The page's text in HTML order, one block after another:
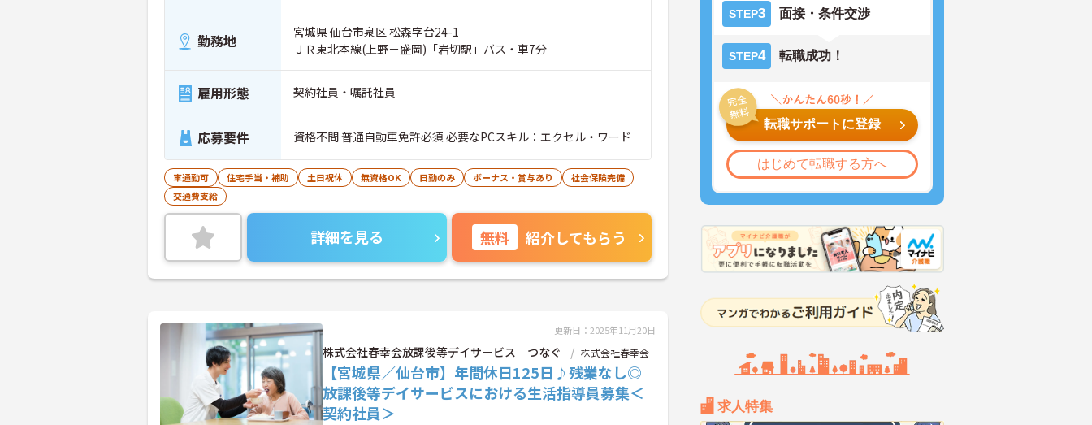
STEP3 面接・条件交渉
STEP4 転職成功！
転職サポートに登録
はじめて転職する方へ
求人特集
勤務地
宮城県 仙台市泉区 松森字台24-1
ＪＲ東北本線(上野－盛岡)「岩切駅」バス・車7分
雇用形態 契約社員・嘱託社員
応募要件 資格不問 普通自動車免許必須 必要なPCスキル：エクセル・ワード
車通勤可 住宅手当・補助 土日祝休 無資格OK 日勤のみ ボーナス・賞与あり
社会保険完備
交通費支給
詳細を見る 無料 紹介してもらう
更新日：2025年11月20日
株式会社春幸会放課後等デイサービス つなぐ 株式会社春幸会
【宮城県／仙台市】年間休日125日♪残業なし◎
放課後等デイサービスにおける生活指導員募集＜
契約社員＞